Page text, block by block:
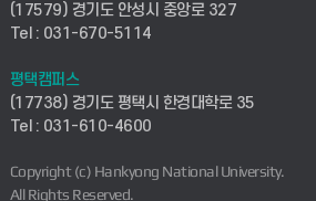
컴퓨터응용수학부
ICT로봇기계공학부
전자전기공학부
디자인건축융합학부
연구실안전관리시스템
산학연구관리시스템
창업지원센터
현장실습지원센터
(17579) 경기도 안성시 중앙로 327
Tel : 031-670-5114
평택캠퍼스
(17738) 경기도 평택시 한경대학로 35
Tel : 031-610-4600
Copyright (c) Hankyong National University.
All Rights Reserved.